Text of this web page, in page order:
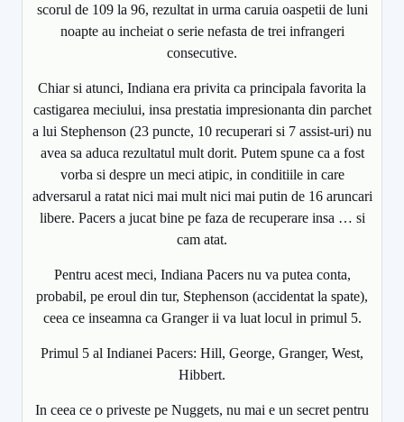
scorul de 109 la 96, rezultat in urma caruia oaspetii de luni
noapte au incheiat o serie nefasta de trei infrangeri
consecutive.
Chiar si atunci, Indiana era privita ca principala favorita la
castigarea meciului, insa prestatia impresionanta din parchet
a lui Stephenson (23 puncte, 10 recuperari si 7 assist-uri) nu
avea sa aduca rezultatul mult dorit. Putem spune ca a fost
vorba si despre un meci atipic, in conditiile in care
adversarul a ratat nici mai mult nici mai putin de 16 aruncari
libere. Pacers a jucat bine pe faza de recuperare insa … si
cam atat.
Pentru acest meci, Indiana Pacers nu va putea conta,
probabil, pe eroul din tur, Stephenson (accidentat la spate),
ceea ce inseamna ca Granger ii va luat locul in primul 5.
Primul 5 al Indianei Pacers: Hill, George, Granger, West,
Hibbert.
In ceea ce o priveste pe Nuggets, nu mai e un secret pentru